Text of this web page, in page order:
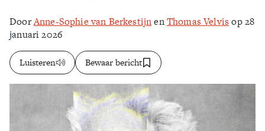
DoorAnne-Sophie van BerkestijnenThomas Velvis op 28
januari 2026
Luisteren Bewaar bericht